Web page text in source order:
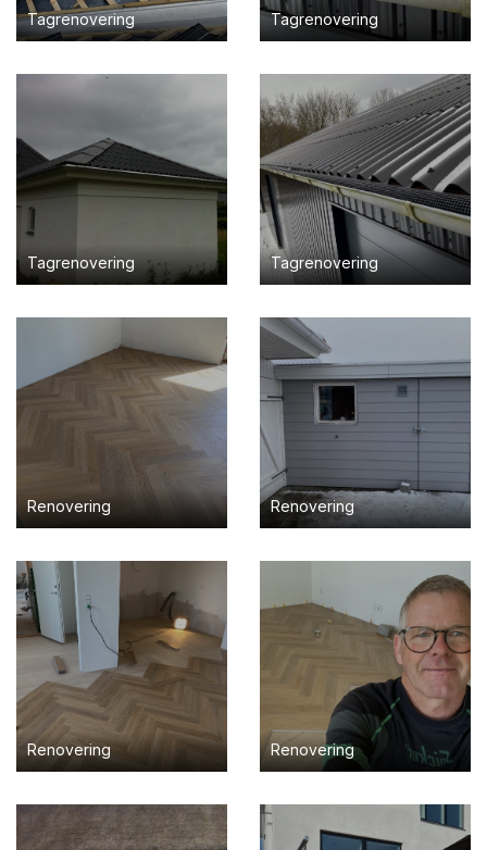
Tagrenovering Tagrenovering
Tagrenovering Tagrenovering
Renovering Renovering
Renovering Renovering